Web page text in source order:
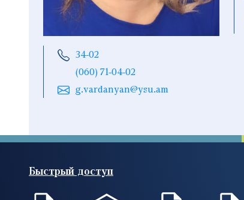
34-02
(060) 71-04-02
g.vardanyan@ysu.am
Быстрый доступ